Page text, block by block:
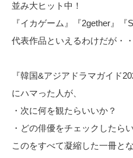
並み大ヒット中！
『イカゲーム』『2gether』
代表作品といえるわけだが・・
『韓国&アジアドラマガイド
にハマった人が、
・次に何を観たらいいか？
・どの俳優をチェックしたら
このをすべて凝縮した一冊と